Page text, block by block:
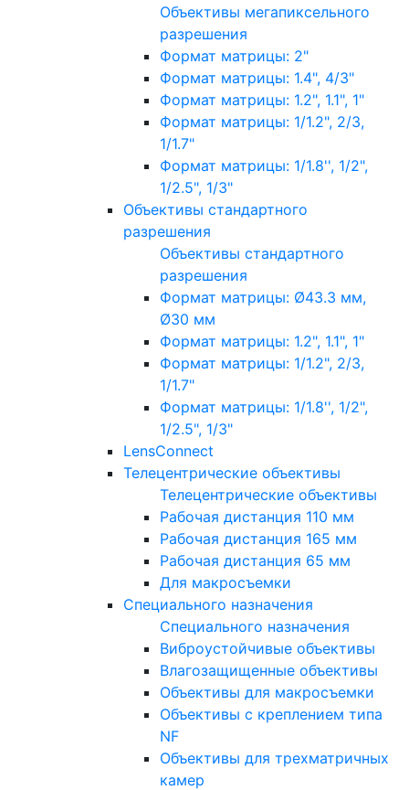
Объективы мегапиксельного
разрешения
Формат матрицы: 2"
Формат матрицы: 1.4", 4/3"
Формат матрицы: 1.2", 1.1", 1"
Формат матрицы: 1/1.2", 2/3,
1/1.7"
Формат матрицы: 1/1.8'', 1/2",
1/2.5", 1/3"
Объективы стандартного
разрешения
Объективы стандартного
разрешения
Формат матрицы: Ø43.3 мм,
Ø30 мм
Формат матрицы: 1.2", 1.1", 1"
Формат матрицы: 1/1.2", 2/3,
1/1.7"
Формат матрицы: 1/1.8'', 1/2",
1/2.5", 1/3"
LensConnect
Телецентрические объективы
Телецентрические объективы
Рабочая дистанция 110 мм
Рабочая дистанция 165 мм
Рабочая дистанция 65 мм
Для макросъемки
Специального назначения
Специального назначения
Виброустойчивые объективы
Влагозащищенные объективы
Объективы для макросъемки
Объективы с креплением типа
NF
Объективы для трехматричных
камер